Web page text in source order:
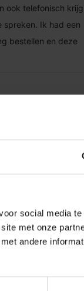
social media te
met onze
andere